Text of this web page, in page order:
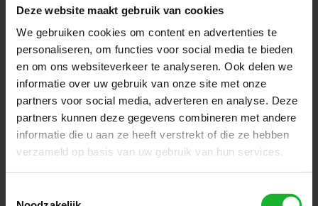
Deze website maakt gebruik van cookies
We gebruiken cookies om content en advertenties te
personaliseren, om functies voor social media te bieden
en om ons websiteverkeer te analyseren. Ook delen we
informatie over uw gebruik van onze site met onze
partners voor social media, adverteren en analyse. Deze
partners kunnen deze gegevens combineren met andere
informatie die u aan ze heeft verstrekt of die ze hebben
verzameld op basis van uw gebruik van hun services.